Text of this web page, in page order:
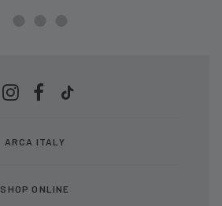
ARCA ITALY
SHOP ONLINE